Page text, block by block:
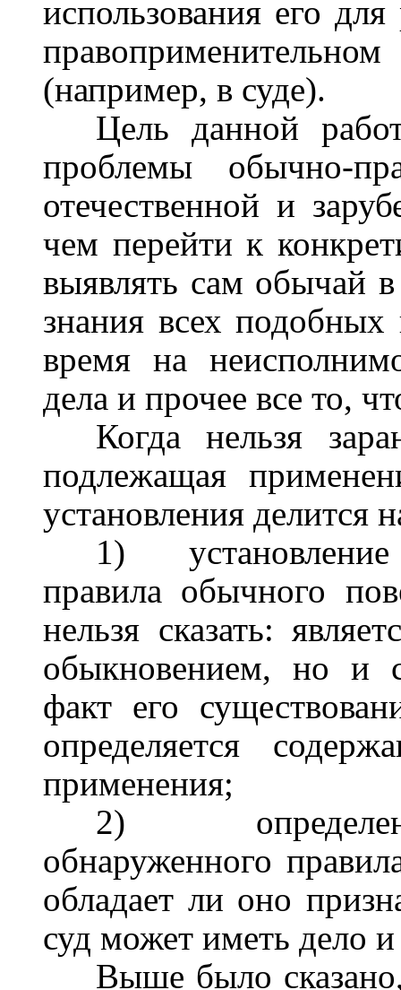
использования его
(например, в суде).
Цель данной
проблемы обычно-
отечественной и
чем перейти к
выявлять сам обычай в
знания всех
время на
дела и прочее все то,
Когда нельзя
подлежащая
установления делится
1)
правила обычного
нельзя сказать:
обыкновением, но и
факт его
определяется
применения;
2)
обнаруженного
обладает ли оно
суд может иметь дело
Выше было